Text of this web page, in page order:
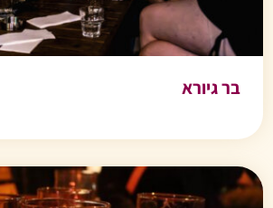
בר גיורא